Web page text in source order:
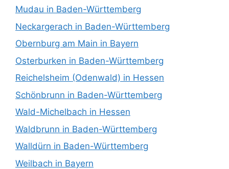
Mudau in Baden-Württemberg
Neckargerach in Baden-Württemberg
Obernburg am Main in Bayern
Osterburken in Baden-Württemberg
Reichelsheim (Odenwald) in Hessen
Schönbrunn in Baden-Württemberg
Wald-Michelbach in Hessen
Waldbrunn in Baden-Württemberg
Walldürn in Baden-Württemberg
Weilbach in Bayern